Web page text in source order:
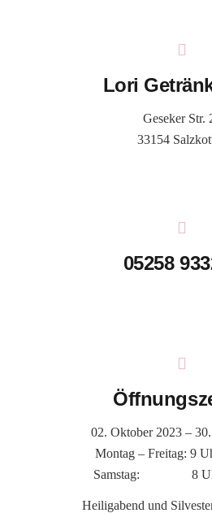
Lori
Geseker Str.
33154
05258
02. Oktober 2023 –
Montag – Freitag: 9
Samstag: 8 Uhr
Heiligabend und